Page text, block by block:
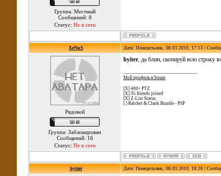
Группа: Местный
Сообщений: 8
Статус: Не в сети
XeNuS Дата: Понедельник, 08.03.2010, 17:13 |
Рядовой
Группа: Заблокирован
Сообщений: 16
Статус: Не в сети
hyiter, да блин, скопируй всю строку
Мой профиль в Steam
[X] 400+ PTZ
[X] 35 friends joined
[X] Z-List Status
[ ] Ratchet & Clank Bundle - PSP
hyiter Дата: Понедельник, 08.03.2010, 18:20 |